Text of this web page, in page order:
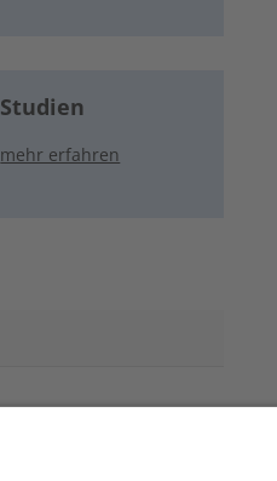
Studien
mehr erfahren